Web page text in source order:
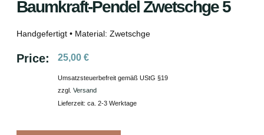
Baumkraft-Pendel Zwetschge 5
Handgefertigt • Material: Zwetschge
Price: 25,00 €
Umsatzsteuerbefreit gemäß UStG §19
zzgl. Versand
Lieferzeit: ca. 2-3 Werktage